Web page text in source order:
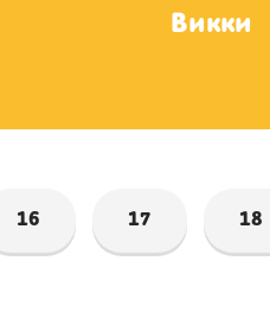
Викки
16 17 18